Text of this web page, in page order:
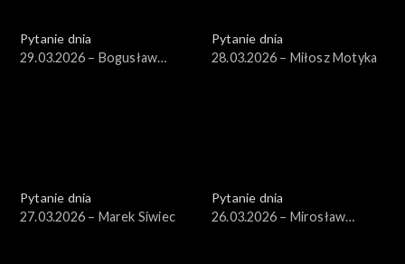
Pytanie dnia
29.03.2026 – Bogusław
Pytanie dnia
28.03.2026 – Miłosz Motyka
Pytanie dnia
27.03.2026 – Marek Siwiec
Pytanie dnia
26.03.2026 – Mirosław